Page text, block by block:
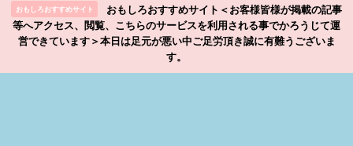
おもしろおすすめサイト
おもしろおすすめサイト＜お客様皆様が掲載の記事
等へアクセス、閲覧、こちらのサービスを利用される事でかろうじて運
営できています＞本日は足元が悪い中ご足労頂き誠に有難うございま
す。